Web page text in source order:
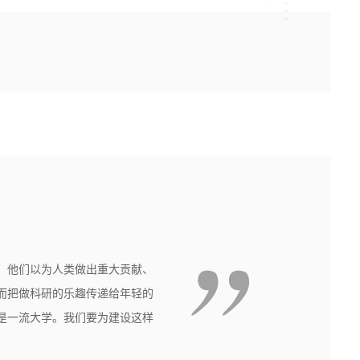
们以为人类做出重大贡献、
把做科研的乐趣传递给年轻的
流大学。我们要为建设这样